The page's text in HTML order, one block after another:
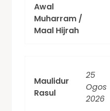
Awal
Muharram /
Maal Hijrah
Maulidur
Rasul
25
Ogos
2026